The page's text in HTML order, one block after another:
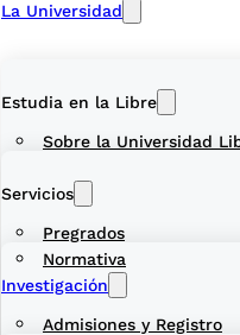
La Universidad
Sobre la Universidad
Normativa
Estudia en la Libre
Pregrados
Servicios
Admisiones y Registro
Investigación